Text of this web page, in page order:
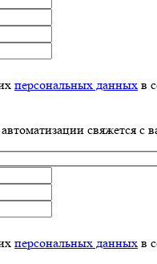
персональных данных в
свяжется с
персональных данных в